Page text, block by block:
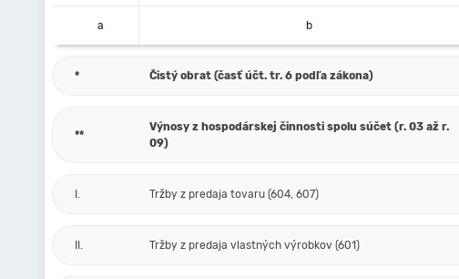
a b
* Čistý obrat (časť účt. tr. 6 podľa zákona)
**
Výnosy z hospodárskej činnosti spolu súčet (r. 03 až r.
09)
I. Tržby z predaja tovaru (604, 607)
II. Tržby z predaja vlastných výrobkov (601)